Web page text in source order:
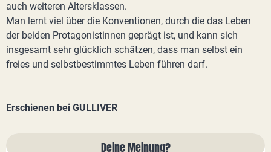
auch weiteren Altersklassen.
Man lernt viel über die Konventionen, durch die das Leben
der beiden Protagonistinnen geprägt ist, und kann sich
insgesamt sehr glücklich schätzen, dass man selbst ein
freies und selbstbestimmtes Leben führen darf.
Erschienen bei GULLIVER
Deine Meinung?